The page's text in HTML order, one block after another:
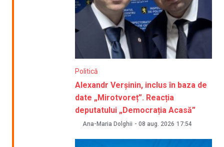
Politică
Alexandr Verșinin, inclus în baza de
date „Mirotvoreț”. Reacția
deputatului „Democrația Acasă”
Ana-Maria Dolghii - 08 aug. 2026 17:54